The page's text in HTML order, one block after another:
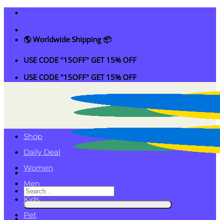
Skip
content
🌎 Worldwide Shipping 📦
USE CODE "15OFF" GET 15% OFF
USE CODE "15OFF" GET 15% OFF
Search
for:
Shop
Daily Deal
Women
Men
Kids
Pet